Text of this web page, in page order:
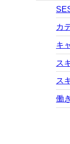
カ
キ
ス
ス
働